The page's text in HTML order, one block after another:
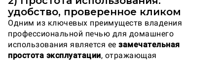
удобство, проверенное кликом
Одним из ключевых преимуществ владения
профессиональной печью для домашнего
использования является ее замечательная
простота эксплуатации, отражающая